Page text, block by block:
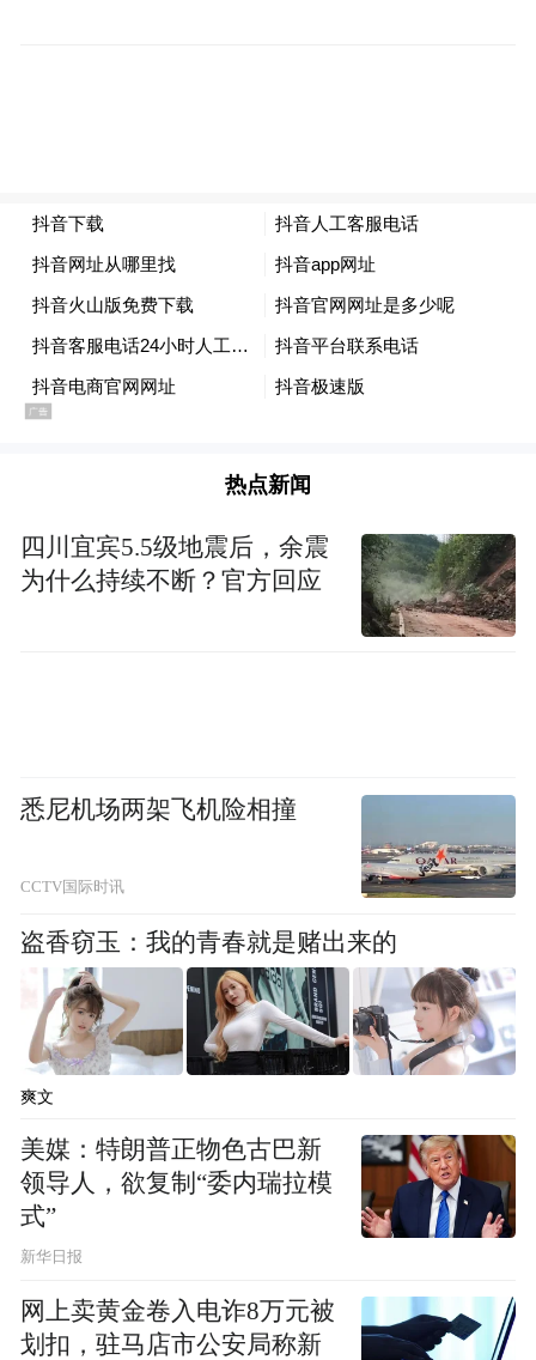
热点新闻
四川宜宾5.5级地震后，余震
为什么持续不断？官方回应
悉尼机场两架飞机险相撞
CCTV国际时讯
盗香窃玉：我的青春就是赌出来的
爽文
美媒：特朗普正物色古巴新
领导人，欲复制“委内瑞拉模
式”
新华日报
网上卖黄金卷入电诈8万元被
划扣，驻马店市公安局称新